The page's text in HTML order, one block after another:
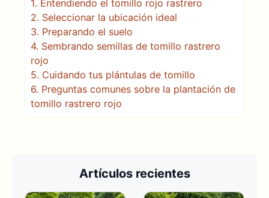
1. Entendiendo el tomillo rojo rastrero
2. Seleccionar la ubicación ideal
3. Preparando el suelo
4. Sembrando semillas de tomillo rastrero
rojo
5. Cuidando tus plántulas de tomillo
6. Preguntas comunes sobre la plantación de
tomillo rastrero rojo
Artículos recientes